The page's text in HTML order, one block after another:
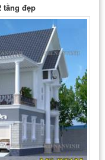
tầng đẹp